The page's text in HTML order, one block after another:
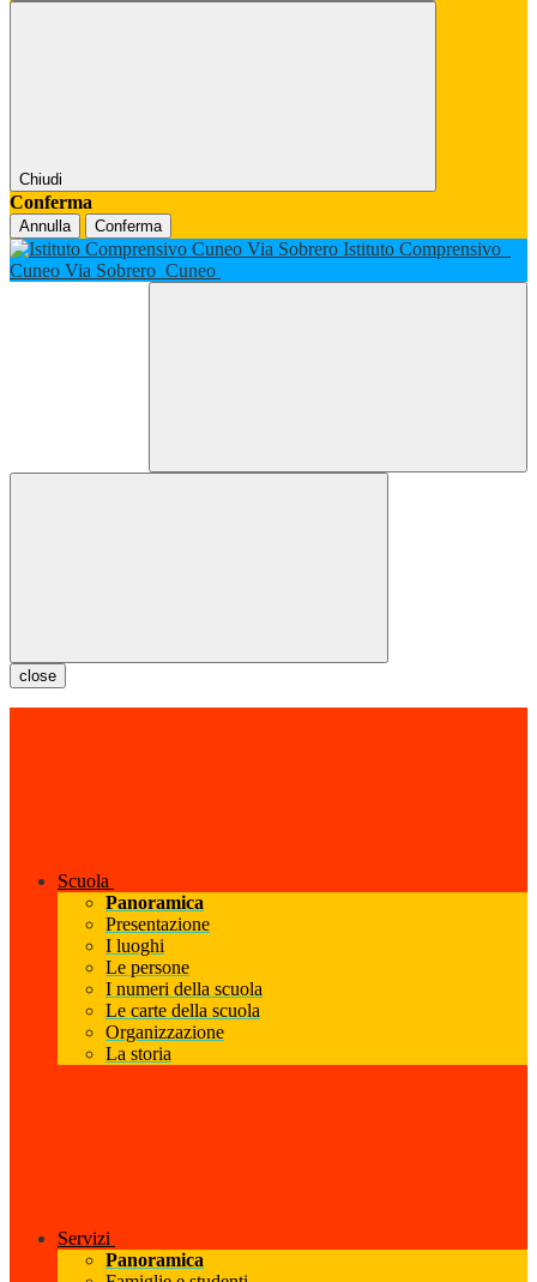
Chiudi
Conferma
Annulla Conferma
Istituto Comprensivo
Cuneo Via Sobrero Cuneo
close
Scuola
Panoramica
Presentazione
I luoghi
Le persone
I numeri della scuola
Le carte della scuola
Organizzazione
La storia
Servizi
Panoramica